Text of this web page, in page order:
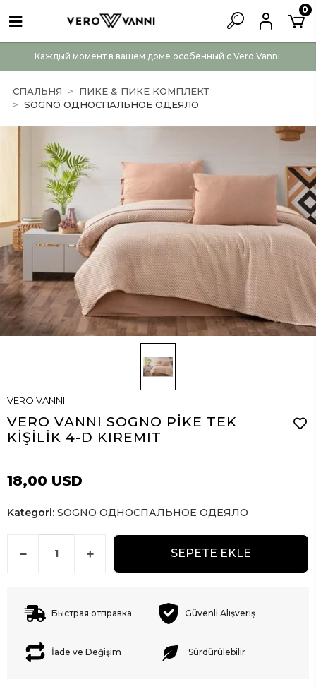
Каждый момент в вашем доме особенный с Vero Vanni.
0
СПАЛЬНЯ
ПИКЕ & ПИКЕ КОМПЛЕКТ
SOGNO ОДНОСПАЛЬНОЕ ОДЕЯЛО
VERO VANNI
VERO VANNI SOGNO PİKE TEK
KİŞİLİK 4-D KIREMIT
18,00 USD
Kategori: SOGNO ОДНОСПАЛЬНОЕ ОДЕЯЛО
SEPETE EKLE
Быстрая отправка Güvenli Alışveriş
İade ve Değişim Sürdürülebilir